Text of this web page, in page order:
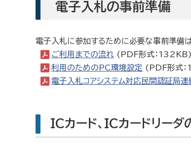
電子入札の事前準備
電子入札に参加するために必要な事前準備は
ご利用までの流れ (PDF形式：132KB)
利用のためのPC環境設定 (PDF形式
電子入札コアシステム対応民間認証局
ICカード、ICカードリーダ